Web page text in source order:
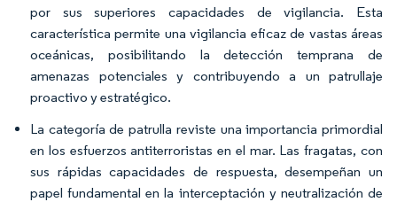
por sus superiores capacidades de vigilancia. Esta
característica permite una vigilancia eficaz de vastas áreas
oceánicas, posibilitando la detección temprana de
amenazas potenciales y contribuyendo a un patrullaje
proactivo y estratégico.
La categoría de patrulla reviste una importancia primordial
en los esfuerzos antiterroristas en el mar. Las fragatas, con
sus rápidas capacidades de respuesta, desempeñan un
papel fundamental en la interceptación y neutralización de